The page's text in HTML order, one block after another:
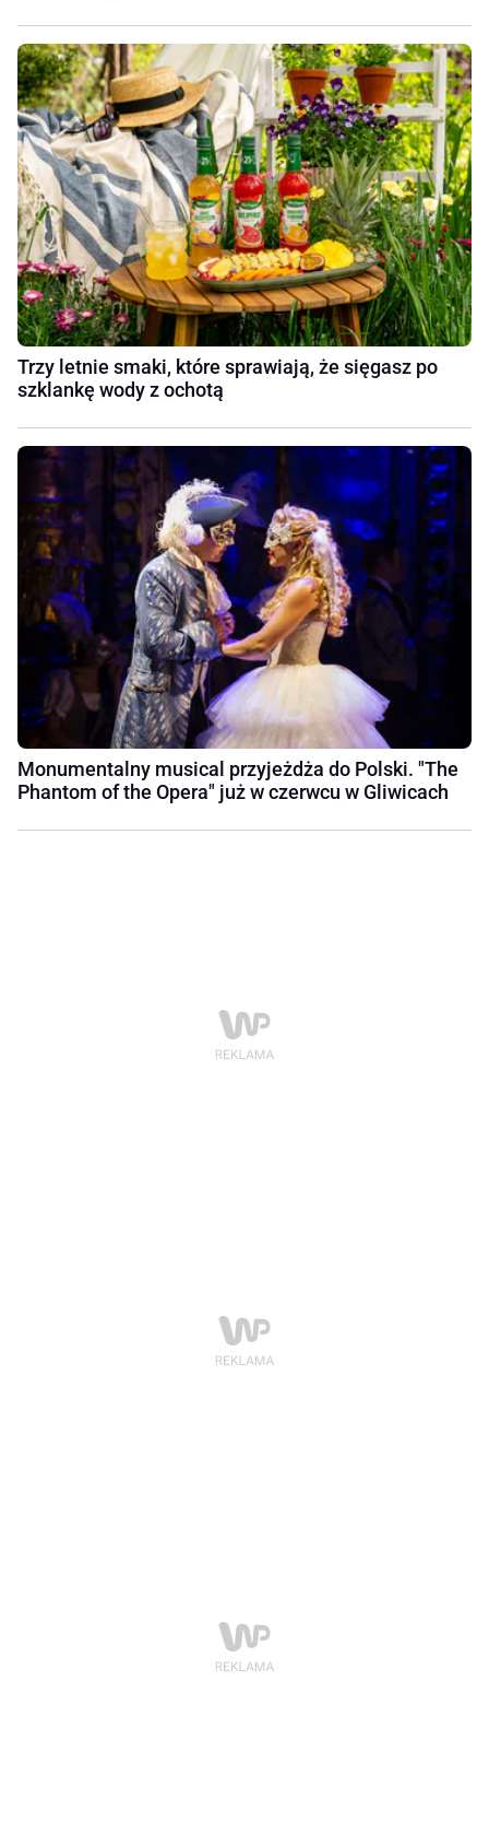
Trzy letnie smaki, które sprawiają, że sięgasz po
szklankę wody z ochotą
Monumentalny musical przyjeżdża do Polski. "The
Phantom of the Opera" już w czerwcu w Gliwicach